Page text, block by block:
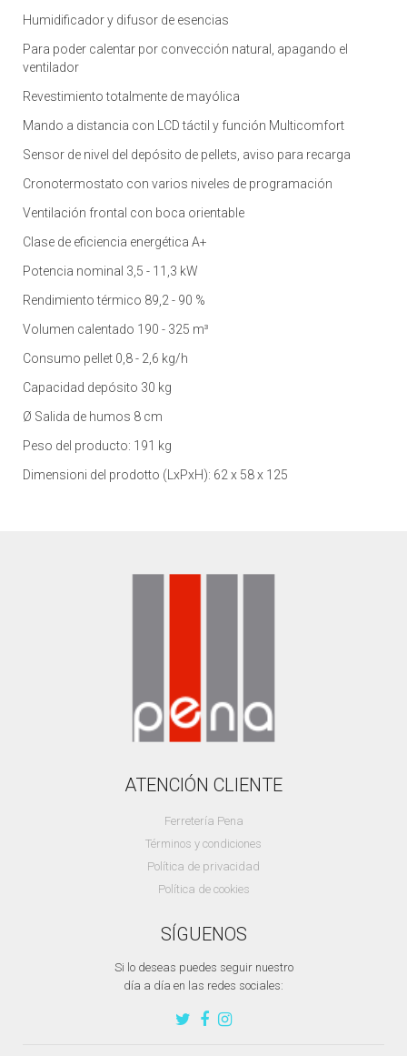
Humidificador y difusor de esencias
Para poder calentar por convección natural, apagando el
ventilador
Revestimiento totalmente de mayólica
Mando a distancia con LCD táctil y función Multicomfort
Sensor de nivel del depósito de pellets, aviso para recarga
Cronotermostato con varios niveles de programación
Ventilación frontal con boca orientable
Clase de eficiencia energética A+
Potencia nominal 3,5 - 11,3 kW
Rendimiento térmico 89,2 - 90 %
Volumen calentado 190 - 325 m³
Consumo pellet 0,8 - 2,6 kg/h
Capacidad depósito 30 kg
Ø Salida de humos 8 cm
Peso del producto: 191 kg
Dimensioni del prodotto (LxPxH): 62 x 58 x 125
ATENCIÓN CLIENTE
Ferretería Pena
Términos y condiciones
Política de privacidad
Política de cookies
SÍGUENOS
Si lo deseas puedes seguir nuestro
día a día en las redes sociales: